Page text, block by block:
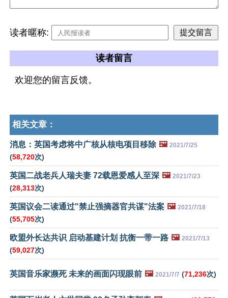
读者暱称:
读者留言
欢迎您的留言反馈。
相关文章：
消息：英国考虑将中广核从核电项目移除 🖼️ 2021/7/25
(58,720次)
英国二战老兵人瑞夫妻 72载恩爱感人至深 🖼️ 2021/7/23
(28,313次)
英国议会二读通过"禁止强摘器官共谋"法案 🖼️ 2021/7/18
(55,705次)
欧盟外长达共识 启动基建计划 抗衡一带一路 🖼️ 2021/7/13
(59,027次)
英国音乐家濒死 未来的画面闪现眼前 🖼️ 2021/7/7 (71,236次)